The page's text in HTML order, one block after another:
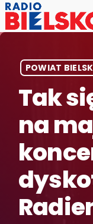
POWIAT
Tak
na